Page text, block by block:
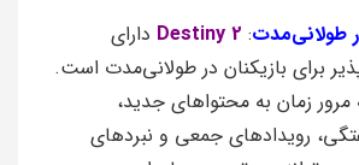
:
Destiny 2 دارای
برای بازیکنان در طولانی‌مدت است.
زمان به محتواهای جدید،
رویدادهای جمعی و نبردهای